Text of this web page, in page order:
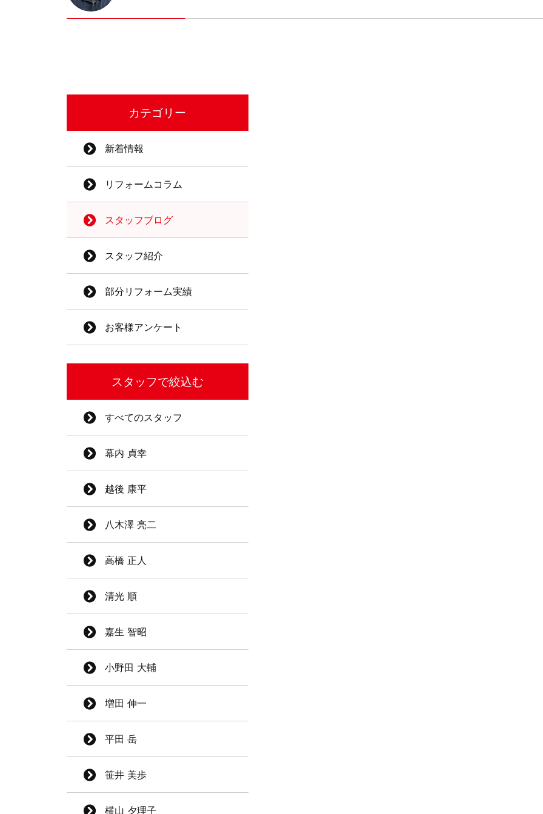
カテゴリー
新着情報
リフォームコラム
スタッフブログ
スタッフ紹介
部分リフォーム実績
お客様アンケート
スタッフで絞込む
すべてのスタッフ
幕内 貞幸
越後 康平
八木澤 亮二
高橋 正人
清光 順
嘉生 智昭
小野田 大輔
増田 伸一
平田 岳
笹井 美歩
横山 夕理子